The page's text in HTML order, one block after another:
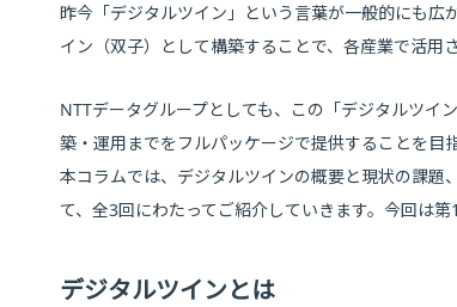
昨今「デジタルツイン」という言葉が一般的にも広
イン（双子）として構築することで、各産業で活用
NTTデータグループとしても、この「デジタルツイ
築・運用までをフルパッケージで提供することを目
本コラムでは、デジタルツインの概要と現状の課
て、全3回にわたってご紹介していきます。今回は
デジタルツインとは